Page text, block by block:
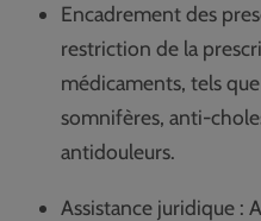
Encadrement des
restriction de la
médicaments, tels
somnifères, anti-
antidouleurs.
Assistance juridique :